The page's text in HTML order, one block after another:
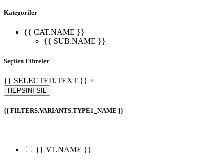
Kategoriler
{{ CAT.NAME }}
{{ SUB.NAME }}
Seçilen Filtreler
{{ SELECTED.TEXT }} ×
HEPSİNİ SİL
{{ FILTERS.VARIANTS.TYPE1_NAME }}
{{ V1.NAME }}